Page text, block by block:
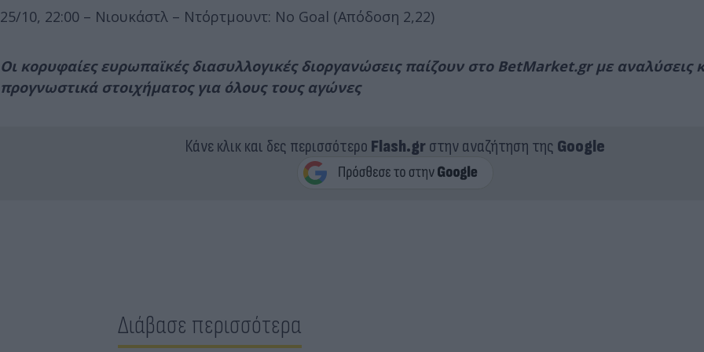
25/10, 22:00 – Νιουκάστλ – Ντόρτμουντ: No Goal (Απόδοση 2,22)
Οι κορυφαίες ευρωπαϊκές διασυλλογικές διοργανώσεις παίζουν στο BetMarket.gr με αναλύσεις
προγνωστικά στοιχήματος για όλους τους αγώνες
Κάνε κλικ και δες περισσότερο Flash.grστην αναζήτηση της Google
Διάβασε περισσότερα